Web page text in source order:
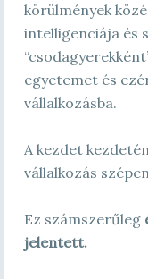
körülmények
intelligenciája és
egyetemet és
vállalkozásba.
A kezdet
vállalkozás
Ez számszerűleg
jelentett.